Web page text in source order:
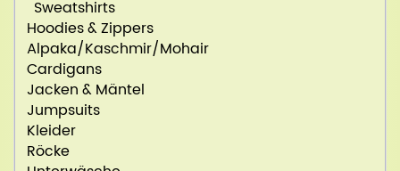
Sweatshirts
Hoodies & Zippers
Alpaka/Kaschmir/Mohair
Cardigans
Jacken & Mäntel
Jumpsuits
Kleider
Röcke